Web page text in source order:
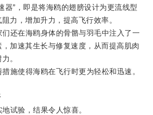
”，即是将海鸥的翅膀设计为更流线型
力，增加升力，提高飞行效率。
在海鸥身体的骨骼与羽毛中注入了一
加速其生长与修复速度，从而提高肌肉
。
使得海鸥在飞行时更为轻松和迅速。
验，结果令人惊喜。